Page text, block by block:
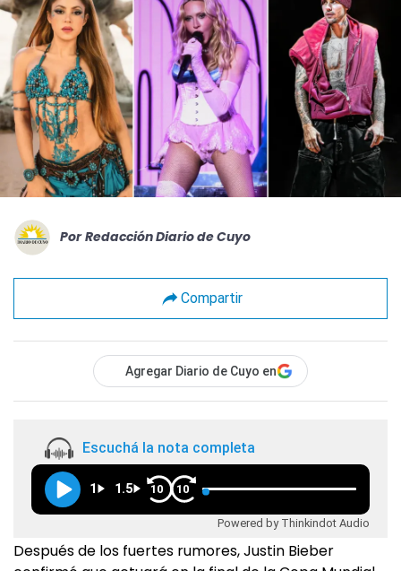
Por Redacción Diario de Cuyo
Compartir
Agregar Diario de Cuyo en
Escuchá la nota completa
1 1.5 10 10
Powered by Thinkindot Audio
Después de los fuertes rumores, Justin Bieber